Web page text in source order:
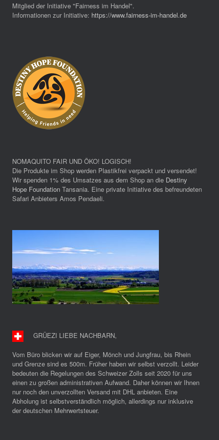
Mitglied der Initiative "Fairness im Handel".
Informationen zur Initiative: https://www.fairness-im-handel.de
NOMAQUITO FAIR UND ÖKO! LOGISCH!
Die Produkte im Shop werden Plastikfrei verpackt und versendet!
Wir spenden 1% des Umsatzes aus dem Shop an die Destiny
Hope Foundation Tansania. Eine private Initiative des befreundeten
Safari Anbieters Amos Pendaeli.
GRÜEZI LIEBE NACHBARN,
Vom Büro blicken wir auf Eiger, Mönch und Jungfrau, bis Rhein
und Grenze sind es 500m. Früher haben wir selbst verzollt. Leider
bedeuten die Regelungen des Schweizer Zolls seit 2020 für uns
einen zu großen administrativen Aufwand. Daher können wir Ihnen
nur noch den unverzollten Versand mit DHL anbieten. Eine
Abholung ist selbstverständlich möglich, allerdings nur inklusive
der deutschen Mehrwertsteuer.